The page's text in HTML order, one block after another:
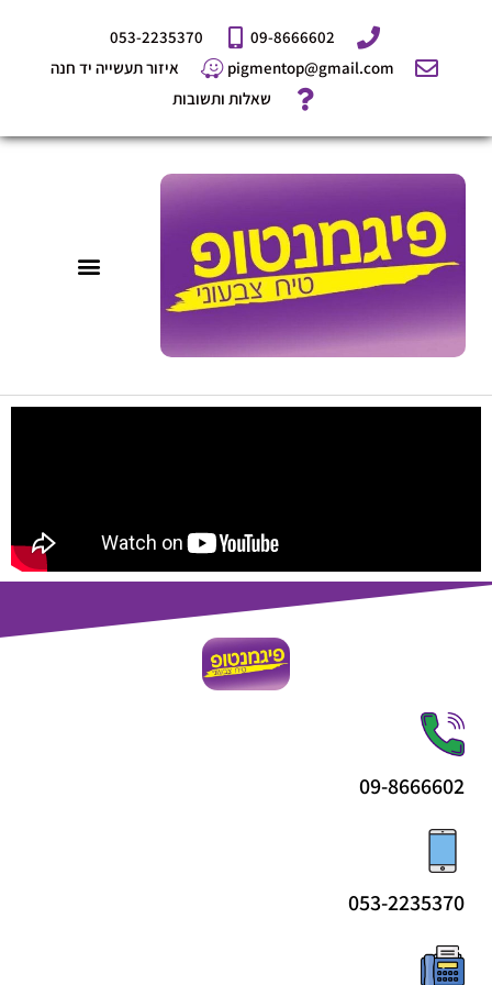
09-8666602
053-2235370
pigmentop@gmail.com
איזור תעשייה יד חנה
שאלות ותשובות
09-8666602
053-2235370